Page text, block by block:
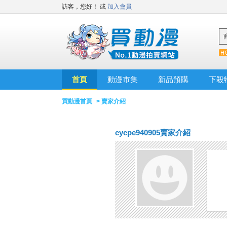
訪客，您好！ 或 加入會員
首頁 動漫市集 新品預購 下殺
買動漫首頁 > 賣家介紹
cycpe940905賣家介紹